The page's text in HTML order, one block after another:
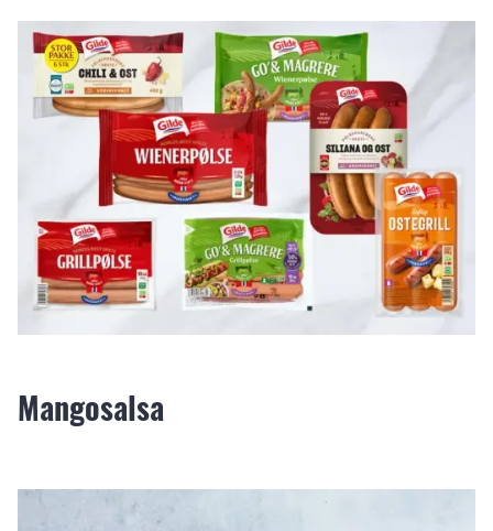
Mangosalsa